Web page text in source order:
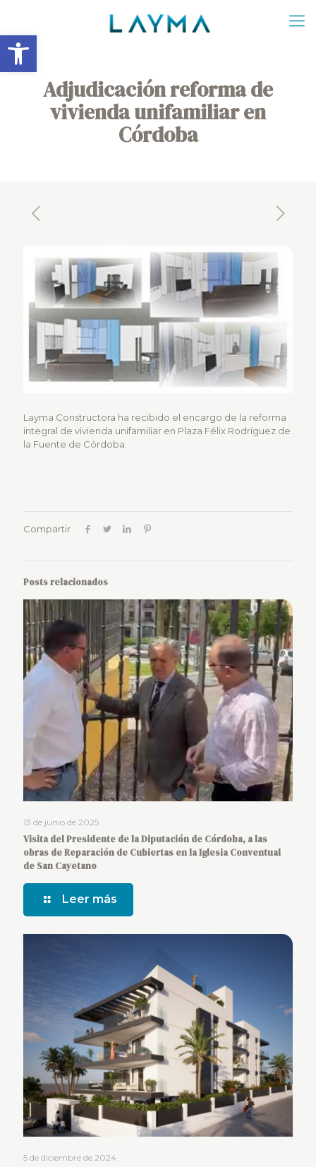
Abrir barra de herramientas
Adjudicación reforma de
vivienda unifamiliar en
Córdoba
Layma Constructora ha recibido el encargo de la reforma
integral de vivienda unifamiliar en Plaza Félix Rodríguez de
la Fuente de Córdoba.
Compartir
Posts relacionados
13 de junio de 2025
Visita del Presidente de la Diputación de Córdoba, a las
obras de Reparación de Cubiertas en la Iglesia Conventual
de San Cayetano
Leer más
5 de diciembre de 2024